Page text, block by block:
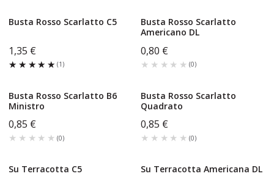
Busta Rosso Scarlatto C5
1,35 €
★★★★★
★★★★★ (1)
Busta Rosso Scarlatto
Americano DL
0,80 €
★★★★★
★★★★★ (0)
Busta Rosso Scarlatto B6
Ministro
0,85 €
★★★★★
★★★★★ (0)
Busta Rosso Scarlatto
Quadrato
0,85 €
★★★★★
★★★★★ (0)
Su Terracotta C5 Su Terracotta Americana DL